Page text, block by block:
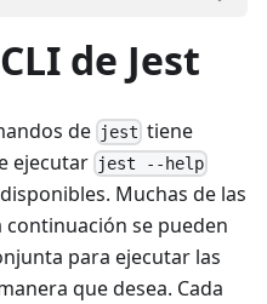
de Jest
de jest tiene
ejecutar jest --help
Muchas de las
se pueden
para ejecutar las
que desea. Cada